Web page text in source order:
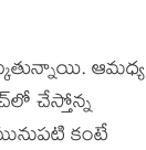
ఆమధ్య
చేస్తోన్న
కంటే